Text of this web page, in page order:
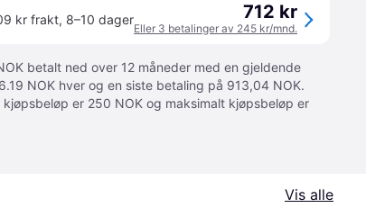
kr frakt, 8–10 dager 712 kr
Eller 3 betalinger av 245 kr/mnd.
betalt ned over 12 måneder med en gjeldende
NOK hver og en siste betaling på 913,04 NOK.
er 250 NOK og maksimalt kjøpsbeløp er
Vis alle